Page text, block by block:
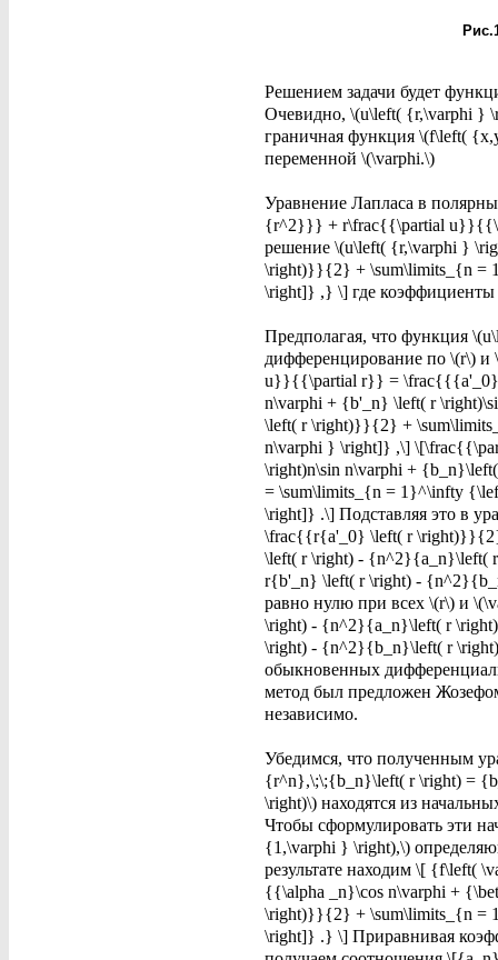
Решением задачи будет
Очевидно, \(u\left( {r,\varphi }
граничная функция \(f\left(
переменной \(\varphi.\)
Уравнение Лапласа в
{r^2}}} + r\frac{{\partial
решение \(u\left( {r,\varphi }
\right)}}{2} + \sum\limits_{n =
\right]} ,} \] где
Предполагая, что функция
дифференцирование по \(r\)
u}}{{\partial r}} = \frac{{{a'_0}
n\varphi + {b'_n} \left( r
\left( r \right)}}{2} +
n\varphi } \right]} ,\]
\right)n\sin n\varphi +
= \sum\limits_{n = 1}^\infty
\right]} .\] Подставляя это в
\frac{{r{a'_0} \left( r
\left( r \right) - {n^2}{a_n}\left(
r{b'_n} \left( r \right) -
равно нулю при всех \(r\) и
\right) - {n^2}{a_n}\left( r
\right) - {n^2}{b_n}\left( r
обыкновенных
метод был предложен
независимо.
Убедимся, что полученным
{r^n},\;\;{b_n}\left( r \right) =
\right)\) находятся из
Чтобы сформулировать эти
{1,\varphi } \right),\)
результате находим \[
{{\alpha _n}\cos n\varphi +
\right)}}{2} + \sum\limits_{n =
\right]} .} \] Приравнивая